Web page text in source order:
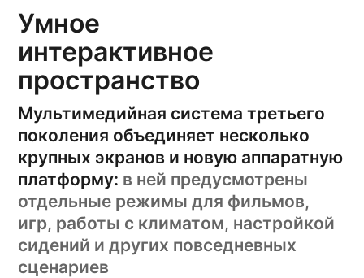
Технические характеристики
1,5 л объём двигателя
571 л.с. мощность
Автомат коробка
Мультимедийная система третьего
поколения объединяет несколько
крупных экранов и новую аппаратную
платформу: в ней предусмотрены
отдельные режимы для фильмов,
игр, работы с климатом, настройкой
сидений и других повседневных
сценариев
Умное
интерактивное
пространство